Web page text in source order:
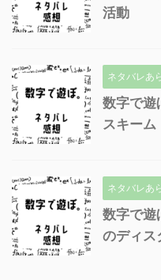
活動
ネタバレあ
数字で遊
スキーム
ネタバレあ
数字で遊
のディス